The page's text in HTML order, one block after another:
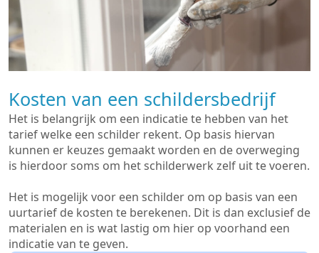
Kosten van een schildersbedrijf
Het is belangrijk om een indicatie te hebben van het
tarief welke een schilder rekent. Op basis hiervan
kunnen er keuzes gemaakt worden en de overweging
is hierdoor soms om het schilderwerk zelf uit te voeren.
Het is mogelijk voor een schilder om op basis van een
uurtarief de kosten te berekenen. Dit is dan exclusief de
materialen en is wat lastig om hier op voorhand een
indicatie van te geven.